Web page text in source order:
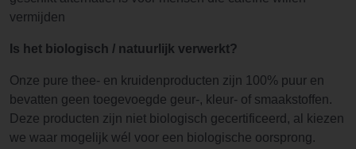
vermijden
Is het biologisch / natuurlijk verwerkt?
Onze pure thee- en kruidenproducten zijn 100% puur en
bevatten geen toegevoegde geur-, kleur- of smaakstoffen.
Deze producten zijn niet biologisch gecertificeerd, al kiezen
we waar mogelijk wél voor een biologische oorsprong.